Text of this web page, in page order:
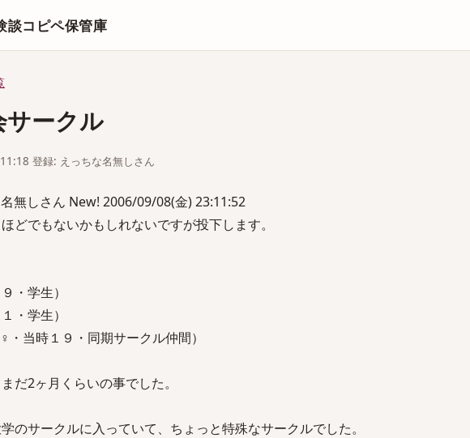
談コピペ保管庫
サークル
登録: えっちな名無しさん
無しさん New! 2006/09/08(金) 23:11:52
どでもないかもしれないですが投下します。
・学生）
・学生）
・当時１９・同期サークル仲間）
だ2ヶ月くらいの事でした。
のサークルに入っていて、ちょっと特殊なサークルでした。